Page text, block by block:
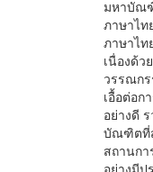
มหาบัณ
ภาษาไท
ภาษาไท
เนื่องด้ว
วรรณก
เอื้อต่อก
อย่างดี
บัณฑิตที่
สถานก
อย่างมี